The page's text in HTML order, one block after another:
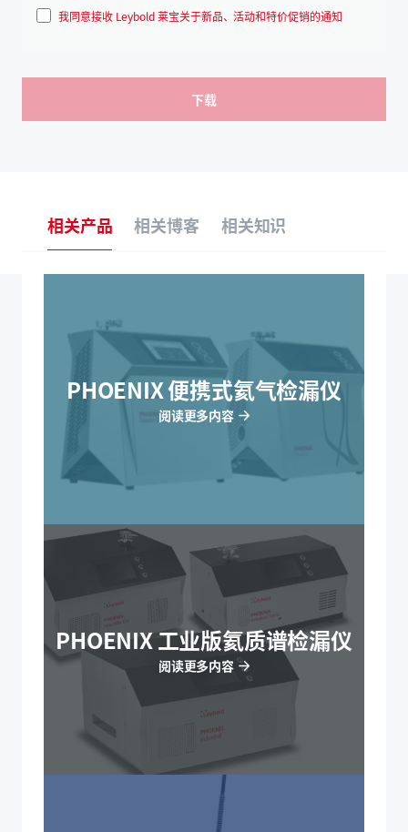
我同意接收 Leybold 莱宝关于新品、活动和特价促销的通知
相关产品 相关博客 相关知识
PHOENIX 便携式氦气检漏仪
阅读更多内容
PHOENIX 工业版氦质谱检漏仪
阅读更多内容